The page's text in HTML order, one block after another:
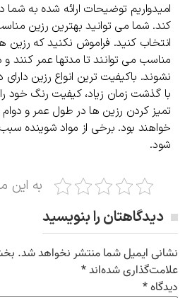
امیدواریم توضیحات ارائه شده به
کند. شما می توانید بهترین رزین
انتخاب کنید. فراموش نکنید که رزین
مناسب می توانند تا مدتها عمر کنند
نشوند. باکیفیت ترین انواع رزین
با گذشت زمان زیاد، کیفیت رنگ خود
تمیز کردن رزین ها در طول عمر و دوام
خواهند بود. برخی از مواد شوینده
شود.
به این
دیدگاهتان را بنویسید
نشانی ایمیل شما منتشر نخواهد شد.
علامت‌گذاری شده‌اند*
دیدگاه*